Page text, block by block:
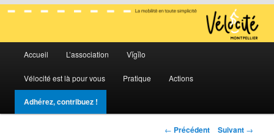
Vélocité Grand Montpellier
La mobilité en toute simplicité
Aller
au
contenu
Aller
au
contenu
Accueil L’association Vĭgĭlo
Vélocité est là pour vous Pratique Actions
Adhérez, contribuez !
Navigation
← Précédent Suivant →